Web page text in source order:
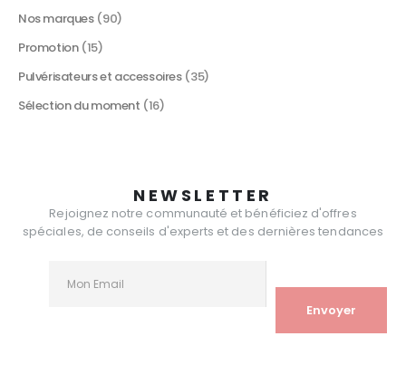
Nos marques (90)
Promotion (15)
Pulvérisateurs et accessoires (35)
Sélection du moment (16)
NEWSLETTER
Rejoignez notre communauté et bénéficiez d'offres
spéciales, de conseils d'experts et des dernières tendances